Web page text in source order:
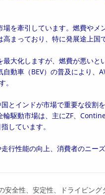
を牽引しています。燃費や
まっており、特に発展途上国
大化しますが、燃費が悪い
動車（BEV）の普及により
。
とインドが市場で重要な役割
輪駆動市場は、主にZF、
しています。
行性能の向上、消費者のニー
安全性、安定性、ドライビン